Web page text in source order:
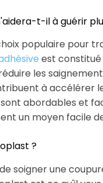
t-il à guérir
populaire pour
est constitué
les
à accélérer
abordables et
un moyen facile
?
soigner une